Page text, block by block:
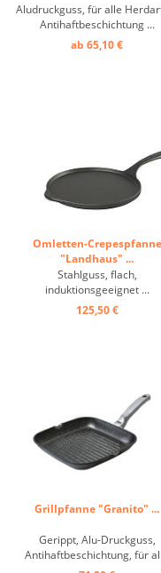
Aludruckguss, für alle
Antihaftbeschichtung ...
ab 65,10 €
Omletten-Crepespfanne
"Landhaus" ...
Stahlguss, flach,
induktionsgeeignet ...
125,50 €
Grillpfanne "Granito" ...
Gerippt, Alu-Druckguss,
Antihaftbeschichtung, für
Herdarten ...